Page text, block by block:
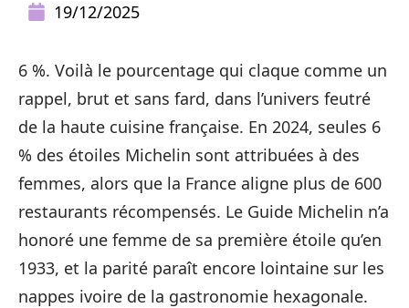
19/12/2025
6 %. Voilà le pourcentage qui claque comme un
rappel, brut et sans fard, dans l’univers feutré
de la haute cuisine française. En 2024, seules 6
% des étoiles Michelin sont attribuées à des
femmes, alors que la France aligne plus de 600
restaurants récompensés. Le Guide Michelin n’a
honoré une femme de sa première étoile qu’en
1933, et la parité paraît encore lointaine sur les
nappes ivoire de la gastronomie hexagonale.